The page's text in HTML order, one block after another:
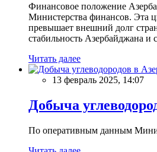
Финансовое положение
Министерства финансов. Эта
превышает внешний долг
стабильность Азербайджана и
Читать далее
13 февраль 2025, 14:07
Добыча
По оперативным данным